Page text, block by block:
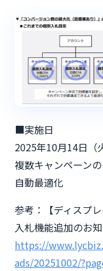
■実施日
2025年10月14日（
複数キャンペーン
自動最適化
参考：【ディスプ
入札機能追加のお
https://
ads/20251002/